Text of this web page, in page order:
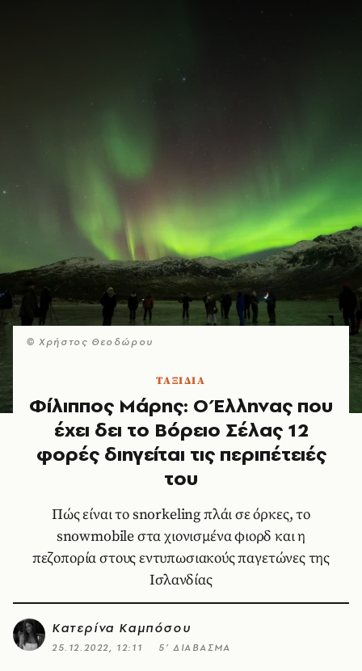
© Xρήστος Θεοδώρου
ΤΑΞΙΔΙΑ
Φίλιππος Μάρης: O Έλληνας που
έχει δει το Βόρειο Σέλας 12
φορές διηγείται τις περιπέτειές
του
Πώς είναι το snorkeling πλάι σε όρκες, το
snowmobile στα χιονισμένα φιορδ και η
πεζοπορία στους εντυπωσιακούς παγετώνες της
Ισλανδίας
Κατερίνα Καμπόσου
25.12.2022, 12:11 5’ ΔΙΑΒΑΣΜΑ